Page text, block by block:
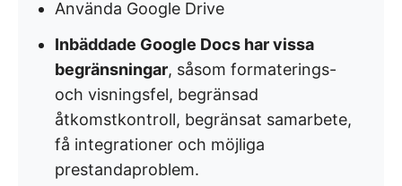
Använda Google Drive
Inbäddade Google Docs har vissa
begränsningar, såsom formaterings-
och visningsfel, begränsad
åtkomstkontroll, begränsat samarbete,
få integrationer och möjliga
prestandaproblem.